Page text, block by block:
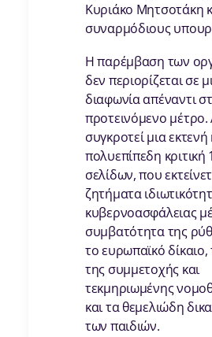
Κυριάκο Μητσοτάκη
συναρμόδιους
Η παρέμβαση των
δεν περιορίζεται σε
διαφωνία απέναντι
προτεινόμενο μέτρο.
συγκροτεί μια εκτενή
πολυεπίπεδη κριτική
σελίδων, που
ζητήματα
κυβερνοασφάλειας
συμβατότητα της
το ευρωπαϊκό
της συμμετοχής και
τεκμηριωμένης
και τα θεμελιώδη
των παιδιών.